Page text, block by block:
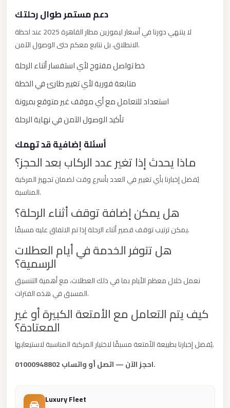
دعم مستمر طوال رحلتك
لا ينتهي دورنا في أسعار ليموزين مطار القاهرة 2025 عند لحظة
الانطلاق، بل نتابع معكم حتى الوصول الآمن.
خط تواصل مفتوح لأي استفسار أثناء الرحلة
متابعة فورية لأي تغيير طارئ في الخطة
استعداد للتعامل مع أي موقف غير متوقع بمرونة
تأكيد الوصول الآمن في نهاية الرحلة
أسئلة إضافية قد تهمك
ماذا يحدث إذا تغير عدد الركاب بعد الحجز؟
يُفضل إخبارنا بأي تغيير في العدد بأسرع وقت لضمان تجهيز المركبة
المناسبة.
هل يمكن إضافة توقف أثناء الرحلة؟
يمكن ترتيب توقف قصير أثناء الرحلة إذا تم الاتفاق عليه مسبقًا.
هل تتوفر الخدمة في أيام العطلات
الرسمية؟
نعمل خلال معظم الأيام بما في ذلك العطلات، مع أهمية التنسيق
المسبق في هذه الفترات.
كيف يتم التعامل مع الأمتعة الكبيرة أو غير
المعتادة؟
يُفضل إخبارنا بطبيعة الأمتعة مسبقًا لاختيار المركبة المناسبة لاستيعابها.
احجز الآن — اتصل أو واتساب 01000948802.
Luxury Fleet
Marsa
Matrouh
Taxi
Matrouh
Limousine
Mansoura
Limousine
Mansoura
Limousine
Madinaty
Limousine
Service
Madinaty
Limousine
Maadi
Limousine
Service
Maadi
Limousine
Luxor
Service
Limousine